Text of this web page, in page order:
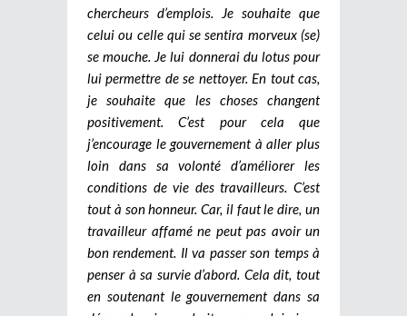
chercheurs d’emplois. Je souhaite que
celui ou celle qui se sentira morveux (se)
se mouche. Je lui donnerai du lotus pour
lui permettre de se nettoyer. En tout cas,
je souhaite que les choses changent
positivement. C’est pour cela que
j’encourage le gouvernement à aller plus
loin dans sa volonté d’améliorer les
conditions de vie des travailleurs. C’est
tout à son honneur. Car, il faut le dire, un
travailleur affamé ne peut pas avoir un
bon rendement. Il va passer son temps à
penser à sa survie d’abord. Cela dit, tout
en soutenant le gouvernement dans sa